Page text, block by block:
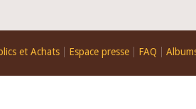
et Achats Espace presse FAQ